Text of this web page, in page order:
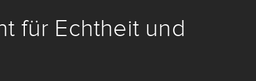
für Echtheit und